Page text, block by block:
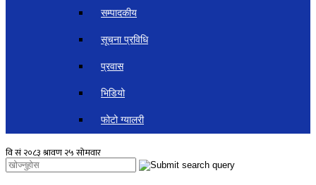
सम्पादकीय
सूचना प्रविधि
प्रवास
भिडियो
फोटो ग्यालरी